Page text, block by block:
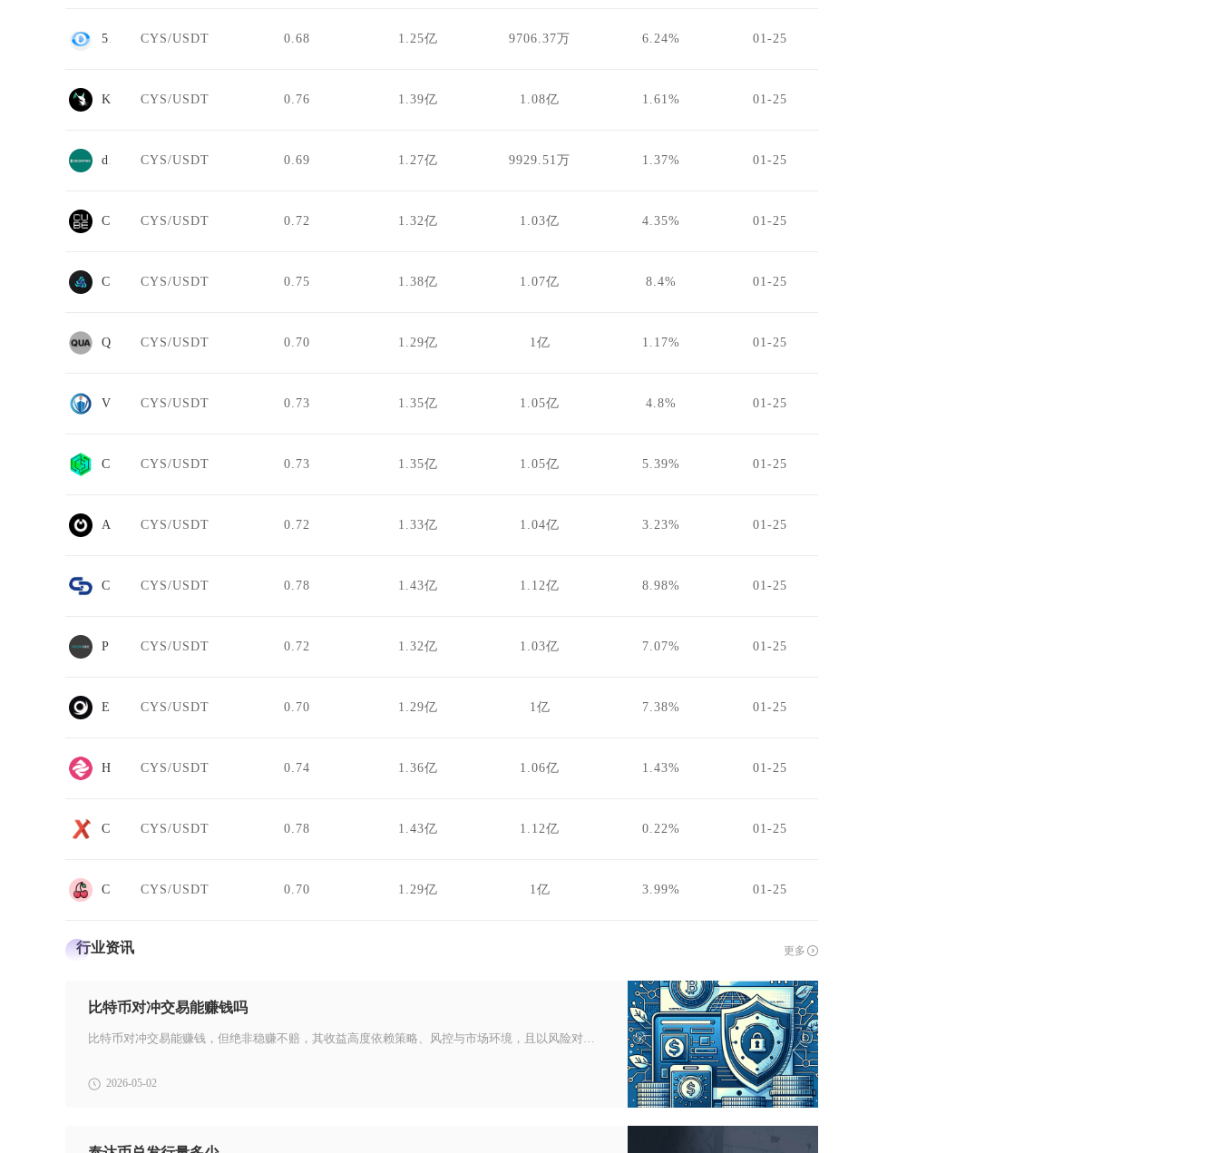
58COIN CYS/USDT 0.68 1.25亿 9706.37万 6.24% 01-25
CYS/USDT 0.76 1.39亿 1.08亿 1.61% 01-25
decentrex CYS/USDT 0.69 1.27亿 9929.51万 1.37% 01-25
CYS/USDT 0.72 1.32亿 1.03亿 4.35% 01-25
CYS/USDT 0.75 1.38亿 1.07亿 8.4% 01-25
CYS/USDT 0.70 1.29亿 1亿 1.17% 01-25
CYS/USDT 0.73 1.35亿 1.05亿 4.8% 01-25
CYS/USDT 0.73 1.35亿 1.05亿 5.39% 01-25
CYS/USDT 0.72 1.33亿 1.04亿 3.23% 01-25
CYS/USDT 0.78 1.43亿 1.12亿 8.98% 01-25
CYS/USDT 0.72 1.32亿 1.03亿 7.07% 01-25
CYS/USDT 0.70 1.29亿 1亿 7.38% 01-25
CYS/USDT 0.74 1.36亿 1.06亿 1.43% 01-25
CYS/USDT 0.78 1.43亿 1.12亿 0.22% 01-25
CYS/USDT 0.70 1.29亿 1亿 3.99% 01-25
行业资讯 更多
比特币对冲交易能赚钱吗
2026-05-02